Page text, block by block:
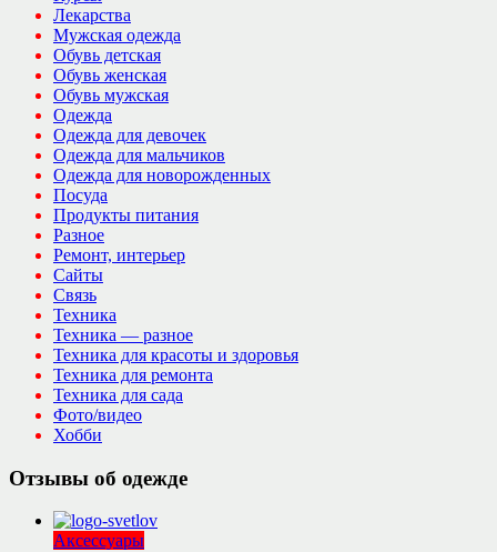
Лекарства
Мужская одежда
Обувь детская
Обувь женская
Обувь мужская
Одежда
Одежда для девочек
Одежда для мальчиков
Одежда для новорожденных
Посуда
Продукты питания
Разное
Ремонт, интерьер
Сайты
Связь
Техника
Техника — разное
Техника для красоты и здоровья
Техника для ремонта
Техника для сада
Фото/видео
Хобби
Отзывы об одежде
Аксессуары